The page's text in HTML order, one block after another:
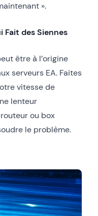
».
Fait des Siennes
être à l’origine
serveurs EA. Faites
vitesse de
lenteur
ou box
le problème.